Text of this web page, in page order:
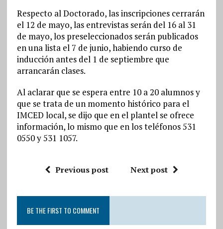
Respecto al Doctorado, las inscripciones cerrarán
el 12 de mayo, las entrevistas serán del 16 al 31
de mayo, los preseleccionados serán publicados
en una lista el 7 de junio, habiendo curso de
inducción antes del 1 de septiembre que
arrancarán clases.
Al aclarar que se espera entre 10 a 20 alumnos y
que se trata de un momento histórico para el
IMCED local, se dijo que en el plantel se ofrece
información, lo mismo que en los teléfonos 531
0550 y 531 1057.
Previous post Next post
BE THE FIRST TO COMMENT